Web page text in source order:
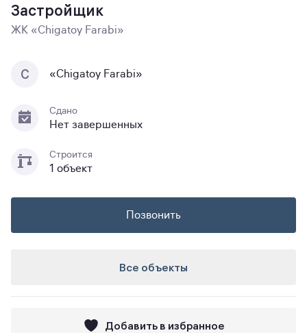
Застройщик
ЖК «Chigatoy Farabi»
C «Chigatoy Farabi»
Сдано
Нет завершенных
Строится
1 объект
Позвонить
Все объекты
Добавить в избранное